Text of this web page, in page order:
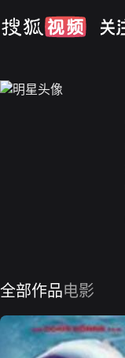
全部作品电影